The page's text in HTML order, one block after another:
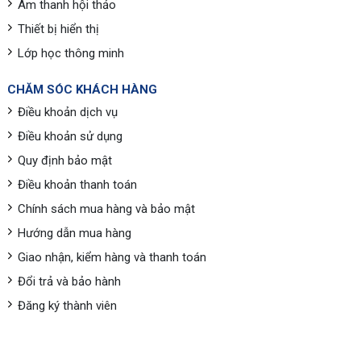
Âm thanh hội thảo
Thiết bị hiển thị
Lớp học thông minh
CHĂM SÓC KHÁCH HÀNG
Điều khoản dịch vụ
Điều khoản sử dụng
Quy định bảo mật
Điều khoản thanh toán
Chính sách mua hàng và bảo mật
Hướng dẫn mua hàng
Giao nhận, kiểm hàng và thanh toán
Đổi trả và bảo hành
Đăng ký thành viên